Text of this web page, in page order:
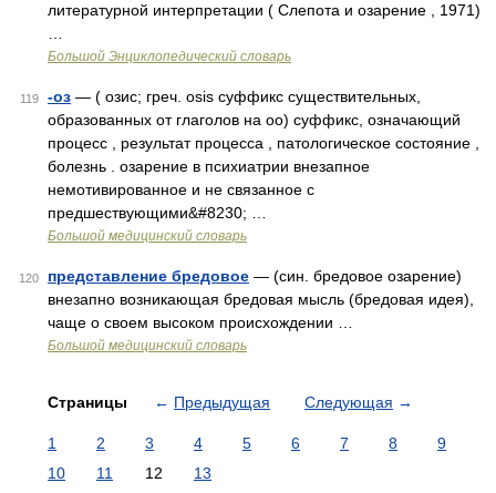
литературной интерпретации ( Слепота и озарение , 1971)
Большой Энциклопедический словарь
119 -оз — ( озис; греч. osis суффикс существительных,
образованных от глаголов на oo) суффикс, означающий
процесс , результат процесса , патологическое состояние ,
болезнь . озарение в психиатрии внезапное
немотивированное и не связанное с
предшествующими&#8230; …
Большой медицинский словарь
120 представление бредовое — (син. бредовое озарение)
внезапно возникающая бредовая мысль (бредовая идея),
чаще о своем высоком происхождении …
Большой медицинский словарь
Страницы ← Предыдущая Следующая →
1 2 3 4 5 6 7 8
9
10
11 12 13